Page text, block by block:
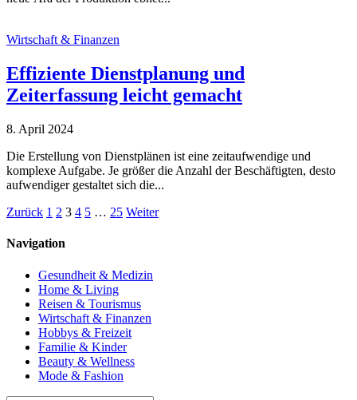
Wirtschaft & Finanzen
Effiziente Dienstplanung und
Zeiterfassung leicht gemacht
8. April 2024
Die Erstellung von Dienstplänen ist eine zeitaufwendige und
komplexe Aufgabe. Je größer die Anzahl der Beschäftigten, desto
aufwendiger gestaltet sich die...
Zurück 1 2 3 4 5 … 25 Weiter
Navigation
Gesundheit & Medizin
Home & Living
Reisen & Tourismus
Wirtschaft & Finanzen
Hobbys & Freizeit
Familie & Kinder
Beauty & Wellness
Mode & Fashion